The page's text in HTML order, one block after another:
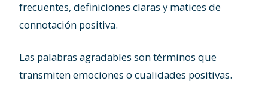
frecuentes, definiciones claras y matices de
connotación positiva.
Las palabras agradables son términos que
transmiten emociones o cualidades positivas.